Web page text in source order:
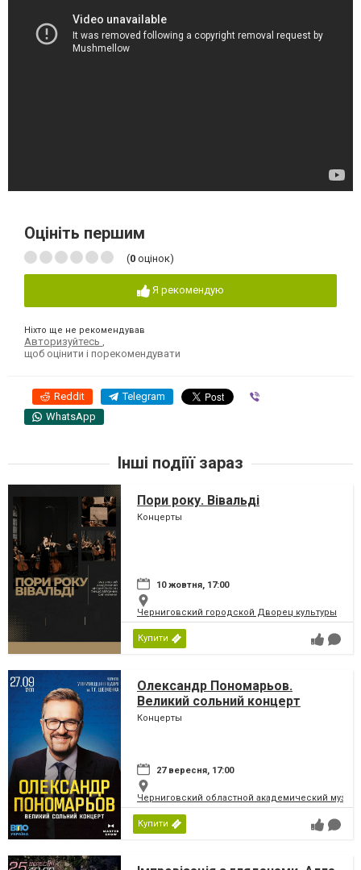
Оцініть першим
(0 оцінок)
Я рекомендую
Ніхто ще не рекомендував
Авторизуйтесь
щоб оцінити і порекомендувати
Reddit Telegram
WhatsApp
Інші подіїї зараз
Пори року. Вівальді
Концерты
10 жовтня, 17:00
Черниговский городской Дворец культуры
Купити
Олександр Пономарьов.
Великий сольний концерт
Концерты
27 вересня, 17:00
Черниговский областной академический
Купити